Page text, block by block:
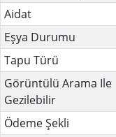
Aidat
Eşya Durumu
Tapu Türü
Görüntülü Arama Ile
Gezilebilir
Ödeme Şekli